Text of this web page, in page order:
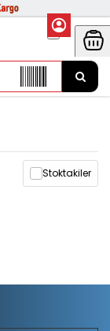
Stoktakiler